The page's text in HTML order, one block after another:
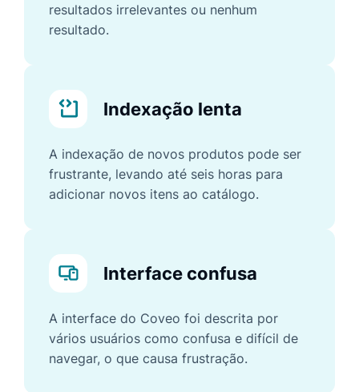
resultados irrelevantes ou nenhum
resultado.
Indexação lenta
A indexação de novos produtos pode ser
frustrante, levando até seis horas para
adicionar novos itens ao catálogo.
Interface confusa
A interface do Coveo foi descrita por
vários usuários como confusa e difícil de
navegar, o que causa frustração.